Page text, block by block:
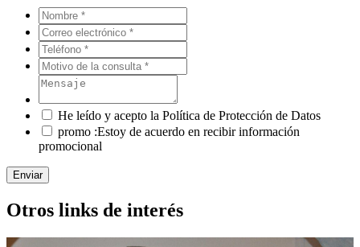
He leído y acepto la Política de Protección de Datos
promo :Estoy de acuerdo en recibir información
promocional
Enviar
Otros links de interés